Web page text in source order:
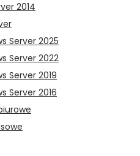
2014
Server 2025
Server 2022
Server 2019
Server 2016